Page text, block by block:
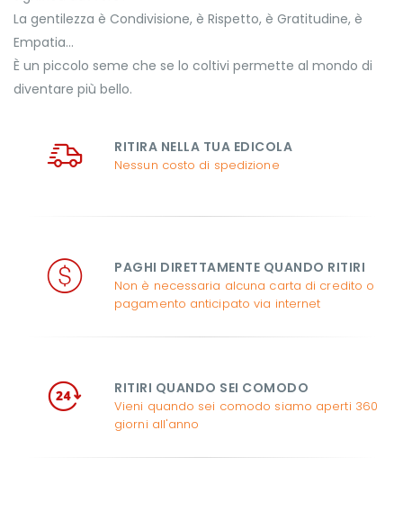
La gentilezza è Condivisione, è Rispetto, è Gratitudine, è
Empatia…
È un piccolo seme che se lo coltivi permette al mondo di
diventare più bello.
RITIRA NELLA TUA EDICOLA
Nessun costo di spedizione
PAGHI DIRETTAMENTE QUANDO RITIRI
Non è necessaria alcuna carta di credito o
pagamento anticipato via internet
RITIRI QUANDO SEI COMODO
Vieni quando sei comodo siamo aperti 360
giorni all'anno